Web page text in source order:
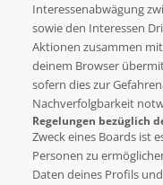
Interessenabwägung
sowie den Interessen
Aktionen zusammen
deinem Browser
sofern dies zur
Nachverfolgbarkeit
Regelungen bezüglich
Zweck eines Boards ist
Personen zu
Daten deines Profils